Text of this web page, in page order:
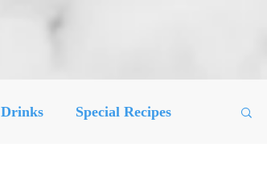
Drinks Special Recipes